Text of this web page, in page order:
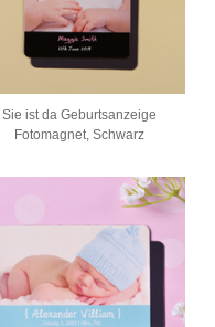
Sie ist da Geburtsanzeige
Fotomagnet, Schwarz